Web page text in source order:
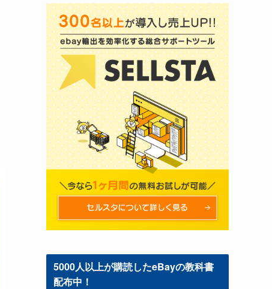
5000人以上が購読したeBayの教科書
配布中！